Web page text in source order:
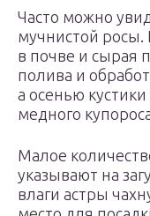
Часто можно
мучнистой росы.
в почве и сырая
полива и
а осенью
медного
Малое
указывают на
влаги астры